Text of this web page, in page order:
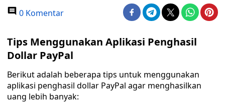
0 Komentar
Tips Menggunakan Aplikasi Penghasil
Dollar PayPal
Berikut adalah beberapa tips untuk menggunakan
aplikasi penghasil dollar PayPal agar menghasilkan
uang lebih banyak: